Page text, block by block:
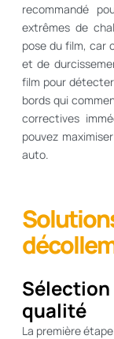
recommandé
extrêmes de
pose du film, car
et de
film pour
bords qui
correctives
pouvez
auto.
Sélection
qualité
La première